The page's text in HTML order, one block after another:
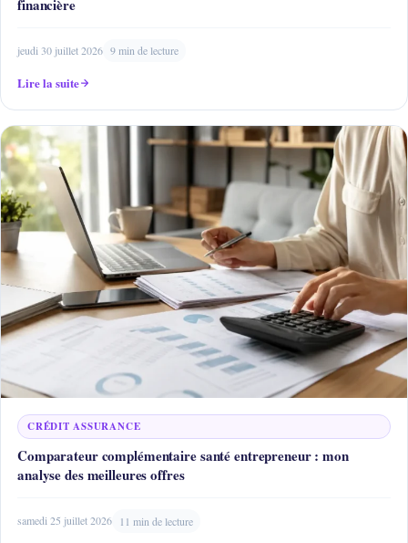
financière
jeudi 30 juillet 2026 9 min de lecture
Lire la suite
CRÉDIT ASSURANCE
Comparateur complémentaire santé entrepreneur : mon
analyse des meilleures offres
samedi 25 juillet 2026 11 min de lecture